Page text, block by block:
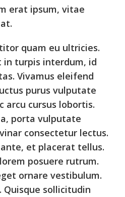
erat ipsum, vitae
quam eu ultricies.
in turpis interdum, id
Vivamus eleifend
purus vulputate
arcu cursus lobortis.
porta vulputate
consectetur lectus.
et placerat tellus.
posuere rutrum.
ornare vestibulum.
Quisque sollicitudin